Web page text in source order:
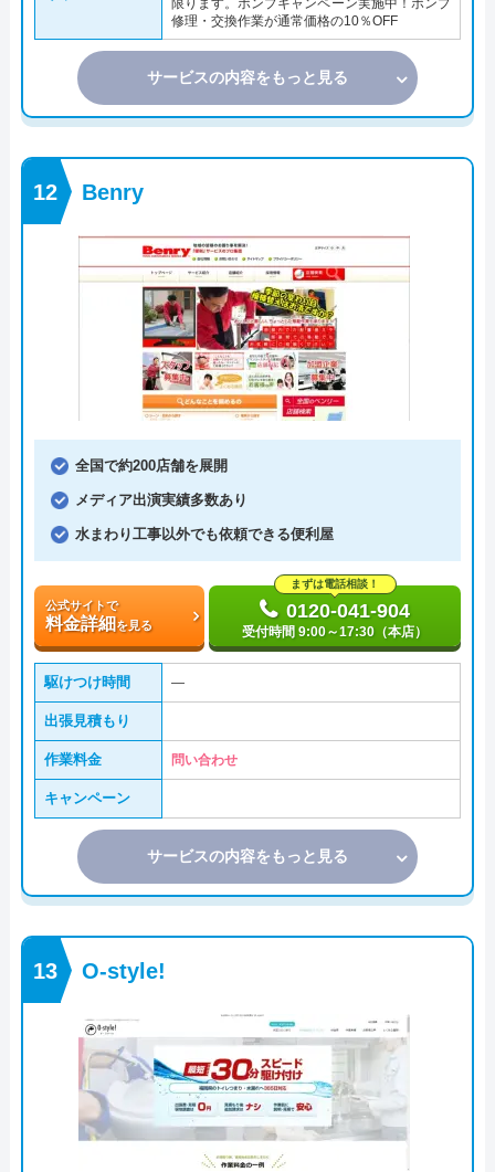
限ります。ポンプキャンペーン実施中！ポンプ
修理・交換作業が通常価格の10％OFF
サービスの内容をもっと見る
Benry
全国で約200店舗を展開
メディア出演実績多数あり
水まわり工事以外でも依頼できる便利屋
公式サイトで
料金詳細を見る
まずは電話相談！
0120-041-904
受付時間 9:00～17:30（本店）
駆けつけ時間 ―
出張見積もり
作業料金 問い合わせ
キャンペーン
サービスの内容をもっと見る
O-style!